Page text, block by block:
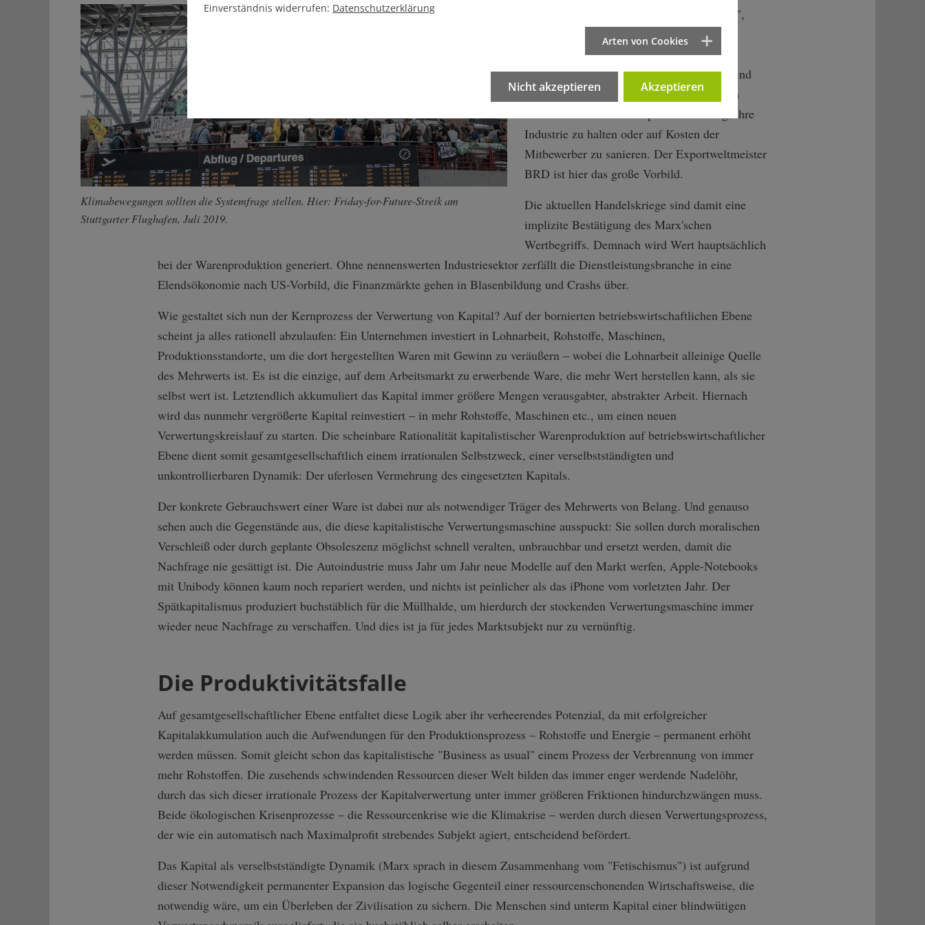
Klimabewegungen sollten die Systemfrage stellen. Hier: Friday-for-Future-Streik am
Stuttgarter Flughafen, Juli 2019.
Trump will die USA wieder "groß machen",
indem er sie durch Protektionismus
reindustrialisiert. Alle größeren
Volkswirtschaften und Wirtschaftsräume sind
bemüht durch entsprechende Politik, durch
Protektionismus oder Exportorientierung, ihre
Industrie zu halten oder auf Kosten der
Mitbewerber zu sanieren. Der Exportweltmeister
BRD ist hier das große Vorbild.
Die aktuellen Handelskriege sind damit eine
implizite Bestätigung des Marx'schen
Wertbegriffs. Demnach wird Wert hauptsächlich
bei der Warenproduktion generiert. Ohne nennenswerten Industriesektor zerfällt die Dienstleistungsbranche in eine
Elendsökonomie nach US-Vorbild, die Finanzmärkte gehen in Blasenbildung und Crashs über.
Wie gestaltet sich nun der Kernprozess der Verwertung von Kapital? Auf der bornierten betriebswirtschaftlichen Ebene
scheint ja alles rationell abzulaufen: Ein Unternehmen investiert in Lohnarbeit, Rohstoffe, Maschinen,
Produktionsstandorte, um die dort hergestellten Waren mit Gewinn zu veräußern – wobei die Lohnarbeit alleinige Quelle
des Mehrwerts ist. Es ist die einzige, auf dem Arbeitsmarkt zu erwerbende Ware, die mehr Wert herstellen kann, als sie
selbst wert ist. Letztendlich akkumuliert das Kapital immer größere Mengen verausgabter, abstrakter Arbeit. Hiernach
wird das nunmehr vergrößerte Kapital reinvestiert – in mehr Rohstoffe, Maschinen etc., um einen neuen
Verwertungskreislauf zu starten. Die scheinbare Rationalität kapitalistischer Warenproduktion auf betriebswirtschaftlicher
Ebene dient somit gesamtgesellschaftlich einem irrationalen Selbstzweck, einer verselbstständigten und
unkontrollierbaren Dynamik: Der uferlosen Vermehrung des eingesetzten Kapitals.
Der konkrete Gebrauchswert einer Ware ist dabei nur als notwendiger Träger des Mehrwerts von Belang. Und genauso
sehen auch die Gegenstände aus, die diese kapitalistische Verwertungsmaschine ausspuckt: Sie sollen durch moralischen
Verschleiß oder durch geplante Obsoleszenz möglichst schnell veralten, unbrauchbar und ersetzt werden, damit die
Nachfrage nie gesättigt ist. Die Autoindustrie muss Jahr um Jahr neue Modelle auf den Markt werfen, Apple-Notebooks
mit Unibody können kaum noch repariert werden, und nichts ist peinlicher als das iPhone vom vorletzten Jahr. Der
Spätkapitalismus produziert buchstäblich für die Müllhalde, um hierdurch der stockenden Verwertungsmaschine immer
wieder neue Nachfrage zu verschaffen. Und dies ist ja für jedes Marktsubjekt nur zu vernünftig.
Die Produktivitätsfalle
Auf gesamtgesellschaftlicher Ebene entfaltet diese Logik aber ihr verheerendes Potenzial, da mit erfolgreicher
Kapitalakkumulation auch die Aufwendungen für den Produktionsprozess – Rohstoffe und Energie – permanent erhöht
werden müssen. Somit gleicht schon das kapitalistische "Business as usual" einem Prozess der Verbrennung von immer
mehr Rohstoffen. Die zusehends schwindenden Ressourcen dieser Welt bilden das immer enger werdende Nadelöhr,
durch das sich dieser irrationale Prozess der Kapitalverwertung unter immer größeren Friktionen hindurchzwängen muss.
Beide ökologischen Krisenprozesse – die Ressourcenkrise wie die Klimakrise – werden durch diesen Verwertungsprozess,
der wie ein automatisch nach Maximalprofit strebendes Subjekt agiert, entscheidend befördert.
Das Kapital als verselbstständigte Dynamik (Marx sprach in diesem Zusammenhang vom "Fetischismus") ist aufgrund
dieser Notwendigkeit permanenter Expansion das logische Gegenteil einer ressourcenschonenden Wirtschaftsweise, die
notwendig wäre, um ein Überleben der Zivilisation zu sichern. Die Menschen sind unterm Kapital einer blindwütigen
Einverständnis widerrufen: Datenschutzerklärung
Arten von Cookies
Nicht akzeptieren Akzeptieren